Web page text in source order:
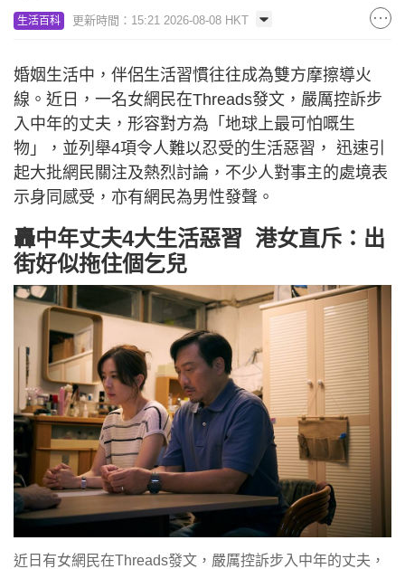
生活百科 更新時間：15:21 2026-08-08 HKT
婚姻生活中，伴侶生活習慣往往成為雙方摩擦導火
線。近日，一名女網民在Threads發文，嚴厲控訴步
入中年的丈夫，形容對方為「地球上最可怕嘅生
物」，並列舉4項令人難以忍受的生活惡習， 迅速引
起大批網民關注及熱烈討論，不少人對事主的處境表
示身同感受，亦有網民為男性發聲。
轟中年丈夫4大生活惡習 港女直斥：出
街好似拖住個乞兒
近日有女網民在Threads發文，嚴厲控訴步入中年的丈夫，